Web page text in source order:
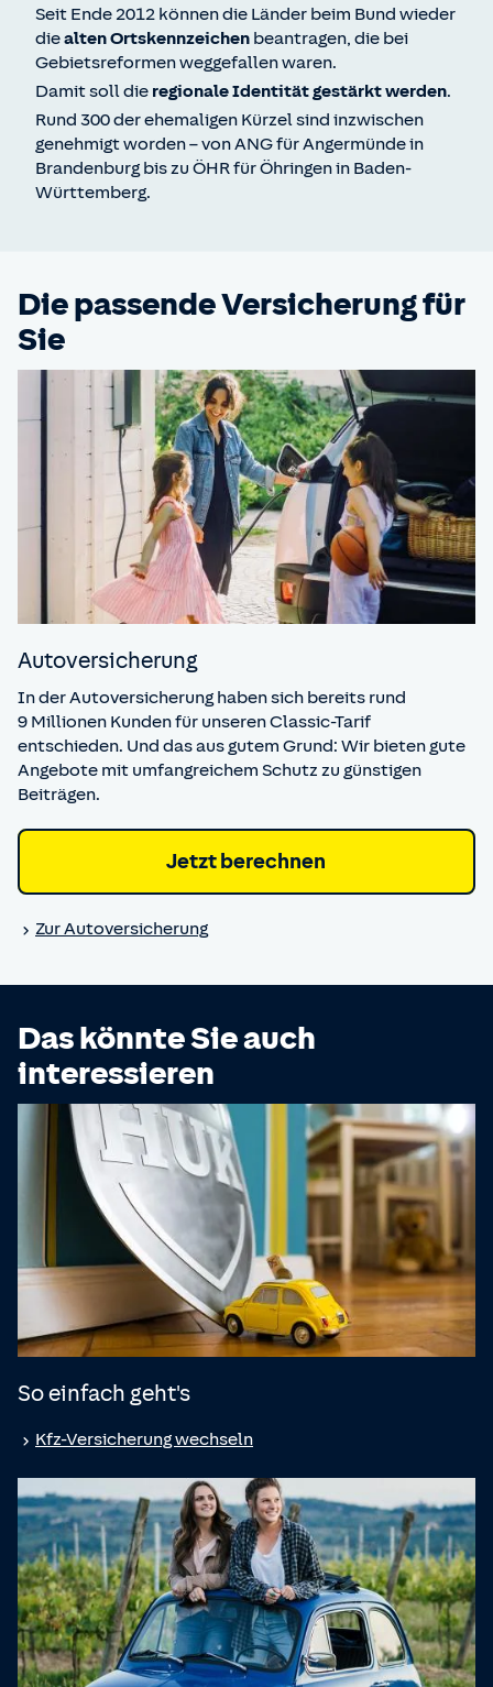
Seit Ende 2012 können die Länder beim Bund wieder
diealten Ortskennzeichen beantragen, die bei
Gebietsreformen weggefallen waren.
Damit soll die regionale Identität gestärkt werden.
Rund 300 der ehemaligen Kürzel sind inzwischen
genehmigt worden – von ANG für Angermünde in
Brandenburg bis zu ÖHR für Öhringen in Baden-
Württemberg.
Die passende Versicherung für
Sie
Auto­versicherung
In der Autoversicherung haben sich bereits rund
9 Millionen Kunden für unseren Classic-Tarif
entschieden. Und das aus gutem Grund: Wir bieten gute
Angebote mit umfangreichem Schutz zu günstigen
Beiträgen.
Jetzt berechnen
Zur Auto­versicherung
Das könnte Sie auch
interessieren
So einfach geht's
Kfz-Versicherung wechseln